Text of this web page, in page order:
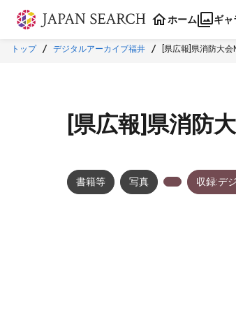
本文に飛ぶ
ホーム ギャ
トップ デジタルアーカイブ福井 [県広報]県消防大会
[県広報]県消防
書籍等 写真 収録:デ